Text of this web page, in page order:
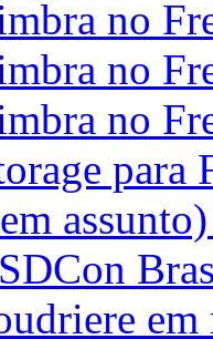
no
no
no
para